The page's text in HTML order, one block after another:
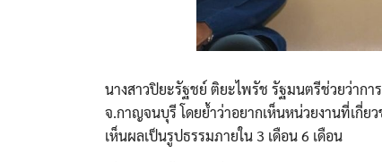
นางสาวปิยะรัฐชย์ ติยะไพรัช รัฐมนตรีช่วยว่าก
จ.กาญจนบุรี โดยย้ำว่าอยากเห็นหน่วยงานที่เกี่ย
เห็นผลเป็นรูปธรรมภายใน 3 เดือน 6 เดือน